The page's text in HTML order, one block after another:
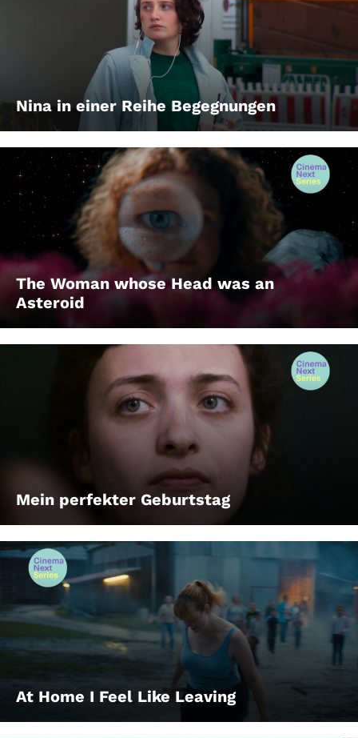
Nina in einer Reihe Begegnungen
The Woman whose Head was an
Asteroid
Mein perfekter Geburtstag
At Home I Feel Like Leaving